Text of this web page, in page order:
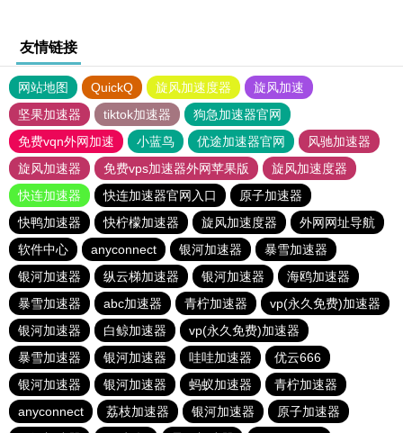
友情链接
网站地图 QuickQ 旋风加速度器
旋风加速
坚果加速器
tiktok加速器
狗急加速器官网
免费vqn外网加速
小蓝鸟 优途加速器官网
风驰加速器
旋风加速器
免费vps加速器外网苹果版
旋风加速度器
快连加速器
快连加速器官网入口
原子加速器
快鸭加速器
快柠檬加速器 旋风加速度器
外网网址导航
软件中心
anyconnect 银河加速器
暴雪加速器
银河加速器
纵云梯加速器 银河加速器
海鸥加速器
暴雪加速器
abc加速器 青柠加速器
vp(永久免费)加速器
银河加速器
白鲸加速器
vp(永久免费)加速器
暴雪加速器
银河加速器 哇哇加速器
优云666
银河加速器
银河加速器 蚂蚁加速器
青柠加速器
anyconnect
荔枝加速器 银河加速器
原子加速器